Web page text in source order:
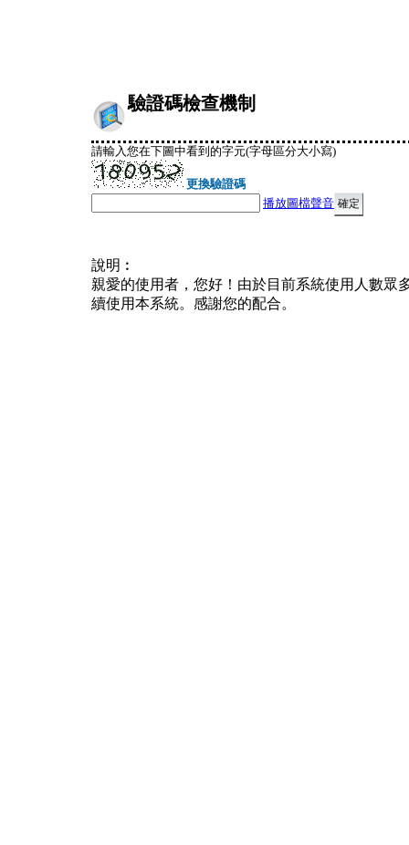
驗證碼檢查機制
請輸入您在下圖中看到的字元(字母區分大小寫)
更換驗證碼
播放圖檔聲音
說明︰
親愛的使用者，您好！由於目前系統使用人數眾
續使用本系統。感謝您的配合。